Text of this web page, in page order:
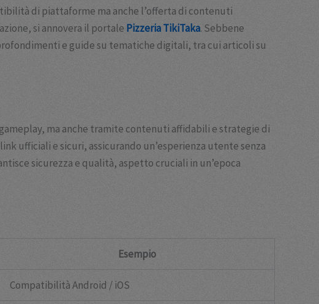
di piattaforme ma anche l’offerta di contenuti
si annovera il portale Pizzeria TikiTaka. Sebbene
e guide su tematiche digitali, tra cui articoli su
ma anche tramite contenuti affidabili e strategie di
ufficiali e sicuri, assicurando un’esperienza utente senza
sicurezza e qualità, aspetto cruciali in un’epoca
Esempio
Compatibilità Android / iOS